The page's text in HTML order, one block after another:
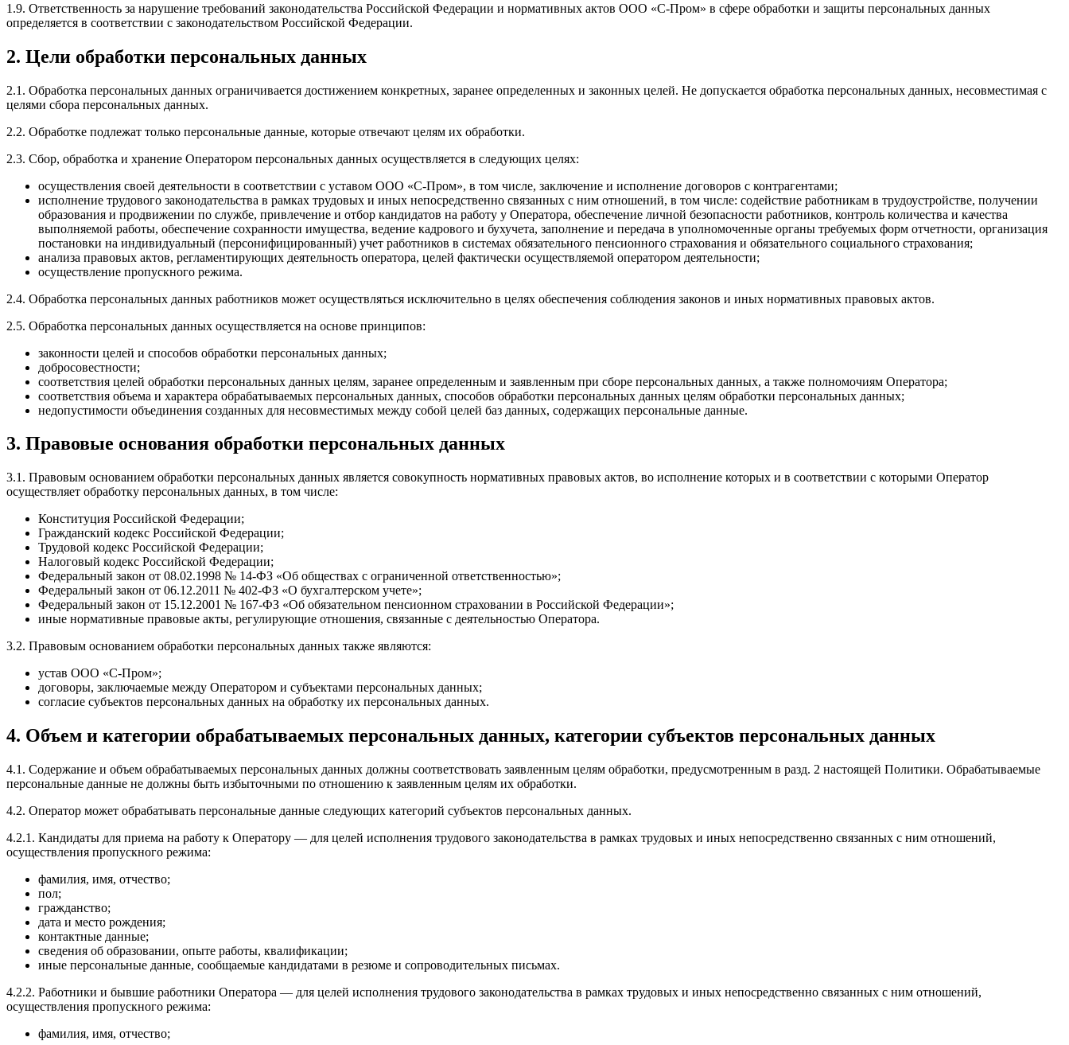
1.9. Ответственность за нарушение требований законодательства Российской Федерации и нормативных актов ООО «С-Пром» в сфере обработки и защиты персональных данных
определяется в соответствии с законодательством Российской Федерации.
2. Цели обработки персональных данных
2.1. Обработка персональных данных ограничивается достижением конкретных, заранее определенных и законных целей. Не допускается обработка персональных данных, несовместимая с
целями сбора персональных данных.
2.2. Обработке подлежат только персональные данные, которые отвечают целям их обработки.
2.3. Сбор, обработка и хранение Оператором персональных данных осуществляется в следующих целях:
осуществления своей деятельности в соответствии с уставом ООО «С-Пром», в том числе, заключение и исполнение договоров с контрагентами;
исполнение трудового законодательства в рамках трудовых и иных непосредственно связанных с ним отношений, в том числе: содействие работникам в трудоустройстве, получении
образования и продвижении по службе, привлечение и отбор кандидатов на работу у Оператора, обеспечение личной безопасности работников, контроль количества и качества
выполняемой работы, обеспечение сохранности имущества, ведение кадрового и бухучета, заполнение и передача в уполномоченные органы требуемых форм отчетности, организация
постановки на индивидуальный (персонифицированный) учет работников в системах обязательного пенсионного страхования и обязательного социального страхования;
анализа правовых актов, регламентирующих деятельность оператора, целей фактически осуществляемой оператором деятельности;
осуществление пропускного режима.
2.4. Обработка персональных данных работников может осуществляться исключительно в целях обеспечения соблюдения законов и иных нормативных правовых актов.
2.5. Обработка персональных данных осуществляется на основе принципов:
законности целей и способов обработки персональных данных;
добросовестности;
соответствия целей обработки персональных данных целям, заранее определенным и заявленным при сборе персональных данных, а также полномочиям Оператора;
соответствия объема и характера обрабатываемых персональных данных, способов обработки персональных данных целям обработки персональных данных;
недопустимости объединения созданных для несовместимых между собой целей баз данных, содержащих персональные данные.
3. Правовые основания обработки персональных данных
3.1. Правовым основанием обработки персональных данных является совокупность нормативных правовых актов, во исполнение которых и в соответствии с которыми Оператор
осуществляет обработку персональных данных, в том числе:
Конституция Российской Федерации;
Гражданский кодекс Российской Федерации;
Трудовой кодекс Российской Федерации;
Налоговый кодекс Российской Федерации;
Федеральный закон от 08.02.1998 № 14-ФЗ «Об обществах с ограниченной ответственностью»;
Федеральный закон от 06.12.2011 № 402-ФЗ «О бухгалтерском учете»;
Федеральный закон от 15.12.2001 № 167-ФЗ «Об обязательном пенсионном страховании в Российской Федерации»;
иные нормативные правовые акты, регулирующие отношения, связанные с деятельностью Оператора.
3.2. Правовым основанием обработки персональных данных также являются:
устав ООО «С-Пром»;
договоры, заключаемые между Оператором и субъектами персональных данных;
согласие субъектов персональных данных на обработку их персональных данных.
4. Объем и категории обрабатываемых персональных данных, категории субъектов персональных данных
4.1. Содержание и объем обрабатываемых персональных данных должны соответствовать заявленным целям обработки, предусмотренным в разд. 2 настоящей Политики. Обрабатываемые
персональные данные не должны быть избыточными по отношению к заявленным целям их обработки.
4.2. Оператор может обрабатывать персональные данные следующих категорий субъектов персональных данных.
4.2.1. Кандидаты для приема на работу к Оператору — для целей исполнения трудового законодательства в рамках трудовых и иных непосредственно связанных с ним отношений,
осуществления пропускного режима:
фамилия, имя, отчество;
пол;
гражданство;
дата и место рождения;
контактные данные;
сведения об образовании, опыте работы, квалификации;
иные персональные данные, сообщаемые кандидатами в резюме и сопроводительных письмах.
4.2.2. Работники и бывшие работники Оператора — для целей исполнения трудового законодательства в рамках трудовых и иных непосредственно связанных с ним отношений,
осуществления пропускного режима:
фамилия, имя, отчество;